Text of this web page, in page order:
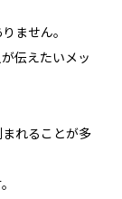
ません。
伝えたいメッ
れることが多